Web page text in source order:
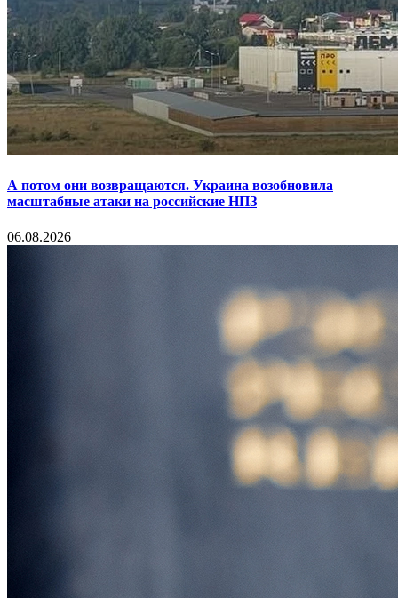
А потом они возвращаются. Украина возобновила
масштабные атаки на российские НПЗ
06.08.2026